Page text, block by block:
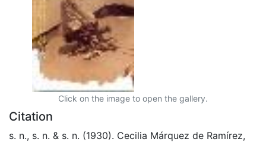
Click on the image to open the gallery.
Citation
s. n., s. n. & s. n. (1930). Cecilia Márquez de Ramírez,